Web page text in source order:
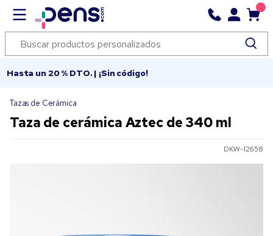
Hasta un 20 % DTO. | ¡Sin código!
Tazas de Cerámica
Taza de cerámica Aztec de 340 ml
DKW-12658